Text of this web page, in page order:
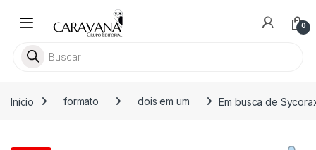
0
Pesquisar livros
Início formato dois em um Em busca de